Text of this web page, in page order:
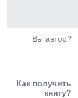
Вы автор?
Как получить
книгу?